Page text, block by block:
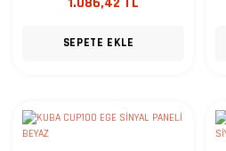
SEPETE EKLE